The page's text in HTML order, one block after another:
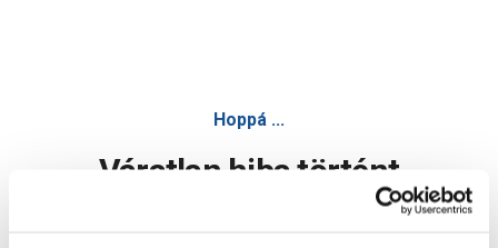
Hoppá ...
Váratlan hiba történt